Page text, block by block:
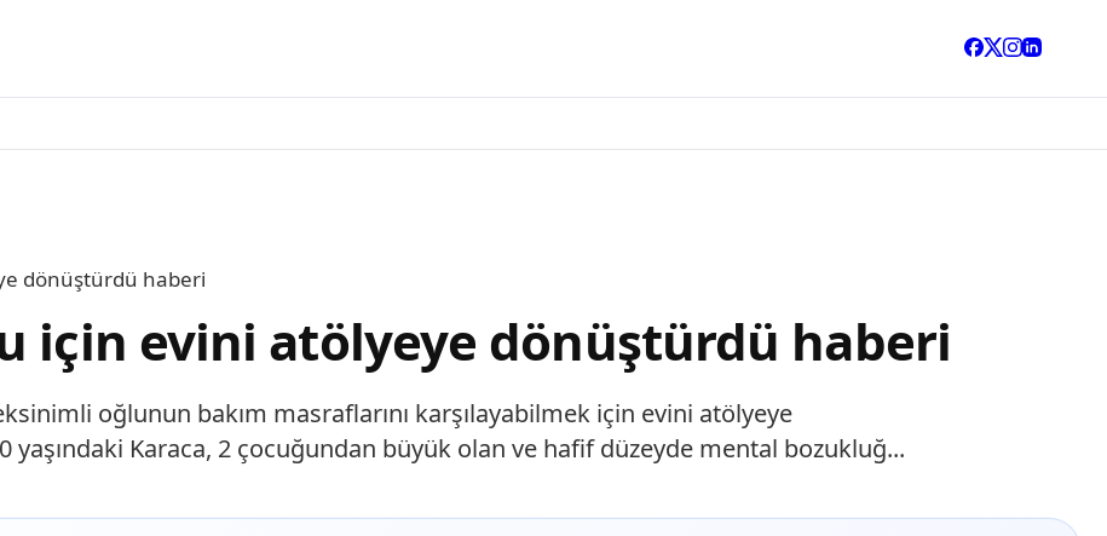
dönüştürdü haberi
için evini atölyeye dönüştürdü haberi
oğlunun bakım masraflarını karşılayabilmek için evini atölyeye
Karaca, 2 çocuğundan büyük olan ve hafif düzeyde mental bozukluğ...